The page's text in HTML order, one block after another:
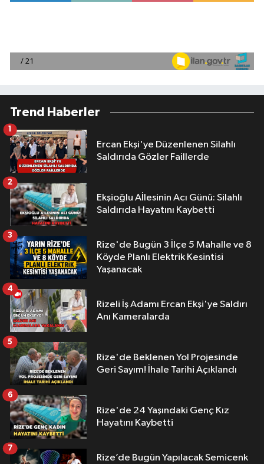
Trend Haberler
Ercan Ekşi'ye Düzenlenen Silahlı
Saldırıda Gözler Faillerde
1
Ekşioğlu Aİlesinin Acı Günü: Silahlı
Saldırıda Hayatını Kaybetti
2
Rize'de Bugün 3 İlçe 5 Mahalle ve 8
Köyde Planlı Elektrik Kesintisi
Yaşanacak
3
Rizeli İş Adamı Ercan Ekşi'ye Saldırı
Anı Kameralarda
4
Rize'de Beklenen Yol Projesinde
Geri Sayım! İhale Tarihi Açıklandı
5
Rize'de 24 Yaşındaki Genç Kız
Hayatını Kaybetti
6
Rize’de Bugün Yapılacak Semicenk
7